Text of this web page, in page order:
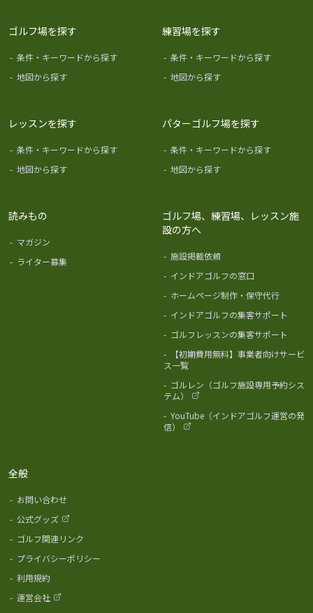
ゴルフ場を探す
- 条件・キーワードから探す
- 地図から探す
練習場を探す
- 条件・キーワードから探す
- 地図から探す
レッスンを探す
- 条件・キーワードから探す
- 地図から探す
パターゴルフ場を探す
- 条件・キーワードから探す
- 地図から探す
読みもの
- マガジン
- ライター募集
ゴルフ場、練習場、レッスン施
設の方へ
- 施設掲載依頼
- インドアゴルフの窓口
- ホームページ制作・保守代行
- インドアゴルフの集客サポート
- ゴルフレッスンの集客サポート
-
【初期費用無料】事業者向けサービ
ス一覧
- ゴルレン（ゴルフ施設専用予約シス
テム）
- YouTube（インドアゴルフ運営の発
信）
全般
- お問い合わせ
- 公式グッズ
- ゴルフ関連リンク
- プライバシーポリシー
- 利用規約
- 運営会社